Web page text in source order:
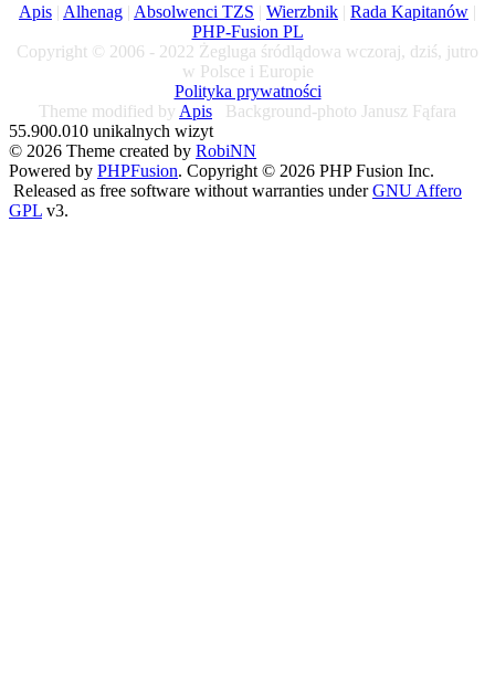
Apis | Alhenag | Absolwenci TZS | Wierzbnik | Rada Kapitanów |
PHP-Fusion PL
Copyright © 2006 - 2022 Żegluga śródlądowa wczoraj, dziś, jutro
w Polsce i Europie
Polityka prywatności
Theme modified by Apis Background-photo Janusz Fąfara
55.900.010 unikalnych wizyt
© 2026 Theme created by RobiNN
Powered by PHPFusion. Copyright © 2026 PHP Fusion Inc.
Released as free software without warranties underGNU Affero
GPL v3.